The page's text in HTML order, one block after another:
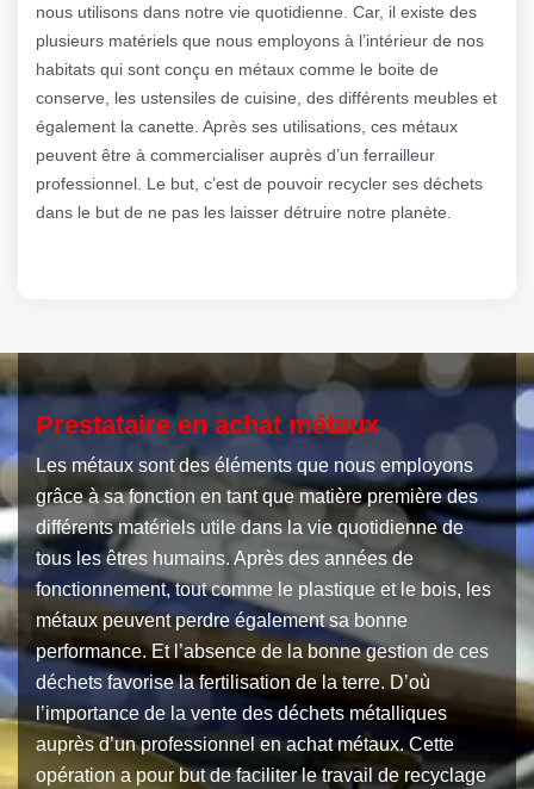
nous utilisons dans notre vie quotidienne. Car, il existe des
plusieurs matériels que nous employons à l’intérieur de nos
habitats qui sont conçu en métaux comme le boite de
conserve, les ustensiles de cuisine, des différents meubles et
également la canette. Après ses utilisations, ces métaux
peuvent être à commercialiser auprès d’un ferrailleur
professionnel. Le but, c’est de pouvoir recycler ses déchets
dans le but de ne pas les laisser détruire notre planète.
Prestataire en achat métaux
Les métaux sont des éléments que nous employons
grâce à sa fonction en tant que matière première des
différents matériels utile dans la vie quotidienne de
tous les êtres humains. Après des années de
fonctionnement, tout comme le plastique et le bois, les
métaux peuvent perdre également sa bonne
performance. Et l’absence de la bonne gestion de ces
déchets favorise la fertilisation de la terre. D’où
l’importance de la vente des déchets métalliques
auprès d’un professionnel en achat métaux. Cette
opération a pour but de faciliter le travail de recyclage